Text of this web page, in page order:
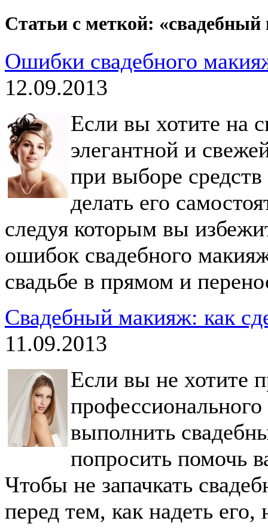
Статьи с меткой:
Ошибки свадебного
12.09.2013
Если вы хотите на
элегантной и
при выборе
делать его
следуя которым вы
ошибок свадебного
свадьбе в прямом и
Свадебный макияж: как
11.09.2013
Если вы не хотите
выполнить
попросить помочь
Чтобы не запачкать
перед тем, как надеть